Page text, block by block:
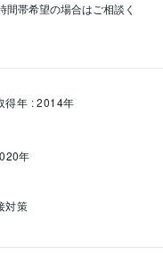
帯希望の場合はご相談く
得年 : 2014年
年
対策